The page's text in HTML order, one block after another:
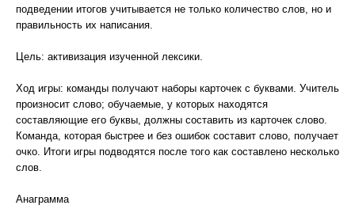
подведении итогов учитывается не только количество слов, но и
правильность их написания.
Цель: активизация изученной лексики.
Ход игры: команды получают наборы карточек с буквами. Учитель
произносит слово; обучаемые, у которых находятся
составляющие его буквы, должны составить из карточек слово.
Команда, которая быстрее и без ошибок составит слово, получает
очко. Итоги игры подводятся после того как составлено несколько
слов.
Анаграмма